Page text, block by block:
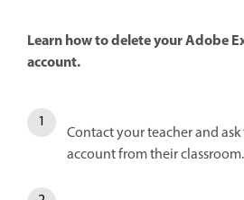
Learn how to delete your Adobe
account.
Contact your teacher and
account from their classroom.